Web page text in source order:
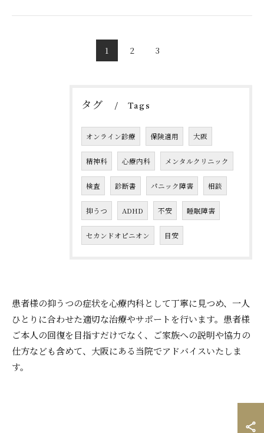
1 2 3
タグ Tags
オンライン診療 保険適用 大阪
精神科 心療内科 メンタルクリニック
検査 診断書 パニック障害 相談
抑うつ ADHD 不安 睡眠障害
セカンドオピニオン 目安
患者様の抑うつの症状を心療内科として丁寧に見つめ、一人
ひとりに合わせた適切な治療やサポートを行います。患者様
ご本人の回復を目指すだけでなく、ご家族への説明や協力の
仕方なども含めて、大阪にある当院でアドバイスいたしま
す。